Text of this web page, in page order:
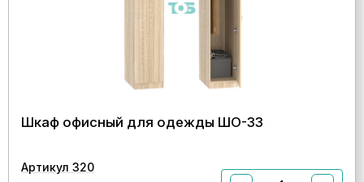
Шкаф офисный для одежды ШО-33
Артикул 320